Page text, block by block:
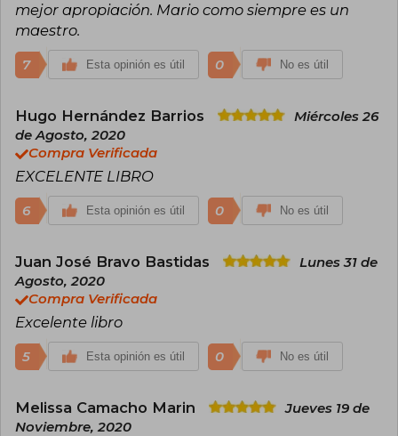
Es autor de obras como "El judaísmo de Jesús"
Poder de la Emuná Desde La Cábala" (2023), en
las que conecta la sabiduría ancestral con los
invitación a integrar la espiritualidad y el
conocimiento místico en la vida cotidiana,
posicionándose como una referencia
internacional en el estudio de la Cábala y su
impacto transformador.
mejor apropiación. Mario como siempre es un
maestro.
7 Esta opinión es útil 0 No es útil
Hugo Hernández Barrios
Miércoles 26
de Agosto, 2020
Compra Verificada
EXCELENTE LIBRO
6 Esta opinión es útil 0 No es útil
Juan José Bravo Bastidas
Lunes 31 de
Agosto, 2020
Compra Verificada
Excelente libro
5 Esta opinión es útil 0 No es útil
Melissa Camacho Marin
Jueves 19 de
Noviembre, 2020